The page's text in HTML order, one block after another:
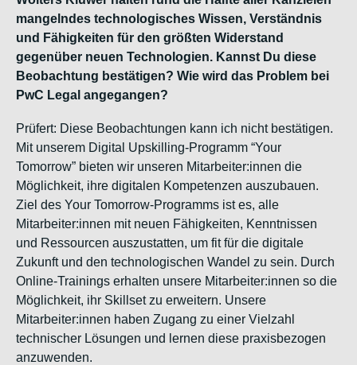
mangelndes technologisches Wissen, Verständnis
und Fähigkeiten für den größten Widerstand
gegenüber neuen Technologien. Kannst Du diese
Beobachtung bestätigen? Wie wird das Problem bei
PwC Legal angegangen?
Prüfert: Diese Beobachtungen kann ich nicht bestätigen.
Mit unserem Digital Upskilling-Programm “Your
Tomorrow” bieten wir unseren Mitarbeiter:innen die
Möglichkeit, ihre digitalen Kompetenzen auszubauen.
Ziel des Your Tomorrow-Programms ist es, alle
Mitarbeiter:innen mit neuen Fähigkeiten, Kenntnissen
und Ressourcen auszustatten, um fit für die digitale
Zukunft und den technologischen Wandel zu sein. Durch
Online-Trainings erhalten unsere Mitarbeiter:innen so die
Möglichkeit, ihr Skillset zu erweitern. Unsere
Mitarbeiter:innen haben Zugang zu einer Vielzahl
technischer Lösungen und lernen diese praxisbezogen
anzuwenden.